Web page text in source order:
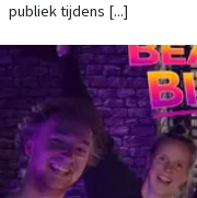
publiek tijdens [...]